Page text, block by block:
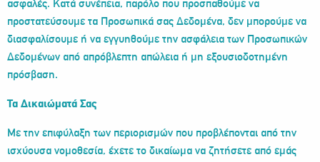
ασφαλές. Κατά συνέπεια, παρόλο που προσπαθούμε να
προστατεύσουμε τα Προσωπικά σας Δεδομένα, δεν μπορούμε να
διασφαλίσουμε ή να εγγυηθούμε την ασφάλεια των Προσωπικών
Δεδομένων από απρόβλεπτη απώλεια ή μη εξουσιοδοτημένη
πρόσβαση.
Τα Δικαιώματά Σας
Με την επιφύλαξη των περιορισμών που προβλέπονται από την
ισχύουσα νομοθεσία, έχετε το δικαίωμα να ζητήσετε από εμάς